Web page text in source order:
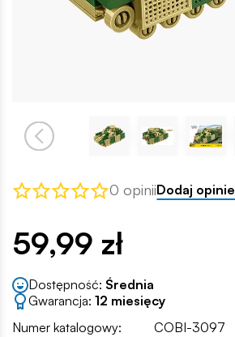
0 opiniiDodaj opinie
59,99 zł
Dostępność: Średnia
Gwarancja: 12 miesięcy
Numer katalogowy:
COBI-3097